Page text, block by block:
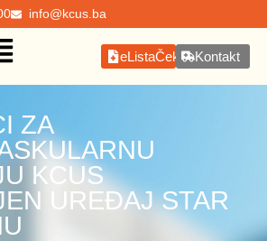
info@kcus.ba
eListaČekanjaKontakt
ZA
KCUS
UREĐAJ STAR